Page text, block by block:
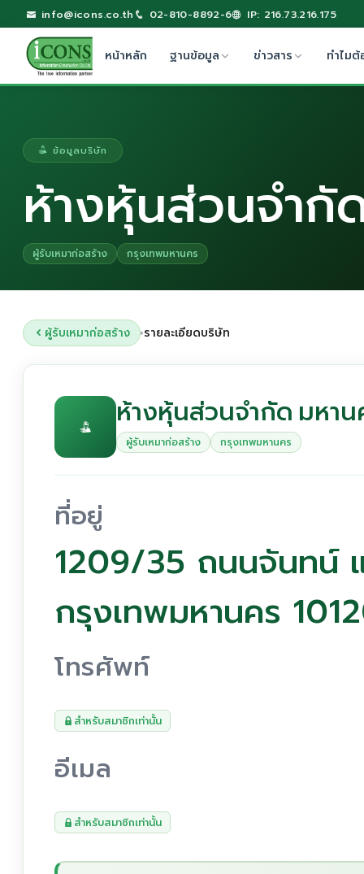
info@icons.co.th 02-810-8892-6 IP: 216.73.216.175
หน้าหลัก ฐานข้อมูล ข่าวสาร ทำไมต้
ข้อมูลบริษัท
ห้างหุ้นส่วนจำกั
ผู้รับเหมาก่อสร้าง กรุงเทพมหานคร
ผู้รับเหมาก่อสร้าง ›รายละเอียดบริษัท
ห้างหุ้นส่วนจำกัด มหาน
ผู้รับเหมาก่อสร้าง กรุงเทพมหานคร
ที่อยู่
1209/35 ถนนจันทน์
กรุงเทพมหานคร
โทรศัพท์
สำหรับสมาชิกเท่านั้น
อีเมล
สำหรับสมาชิกเท่านั้น